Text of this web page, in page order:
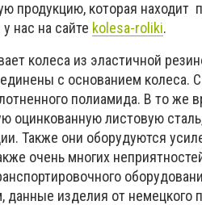
продукцию, которая находит
нас на сайте kolesa-roliki.
колеса из эластичной
с основанием колеса.
полиамида. В то же
оцинкованную листовую
Также они оборудуются
очень многих
изделия от немецкого